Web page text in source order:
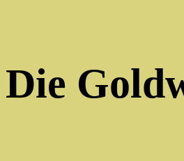
Die